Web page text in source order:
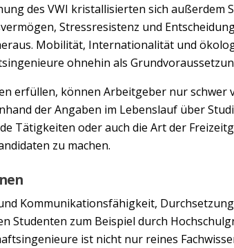
des VWI kristallisierten sich außerdem
Stressresistenz und
Mobilität, Internationalität und
ohnehin als
erfüllen, können Arbeitgeber nur schwer
der Angaben im Lebenslauf über
Tätigkeiten oder auch die Art der
zu machen.
Kommunikationsfähigkeit,
Studenten zum Beispiel durch
ist nicht nur reines